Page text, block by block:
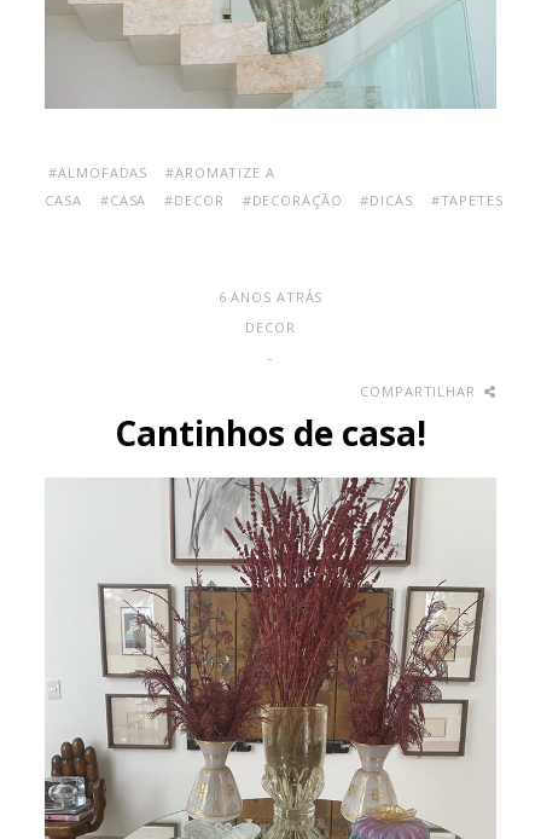
#ALMOFADAS
#AROMATIZE A
CASA
#CASA #DECOR #DECORAÇÃO #DICAS #TAPETES
6 ANOS ATRÁS
DECOR
-
COMPARTILHAR
Cantinhos de casa!